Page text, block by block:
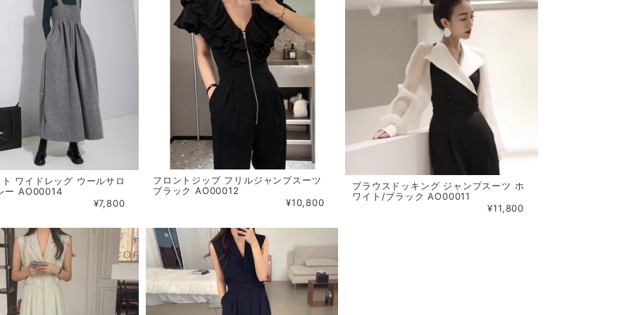
ワイドレッグ ウールサロ
ー AO00014
¥7,800
フロントジップ フリルジャンプスーツ
ブラック AO00012
¥10,800
ブラウスドッキング ジャンプスーツ ホ
ワイト/ブラック AO00011
¥11,800